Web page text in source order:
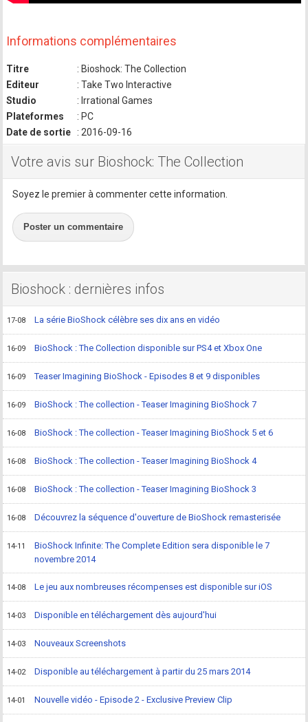
Informations complémentaires
Titre
: Bioshock: The Collection
Editeur
: Take Two Interactive
Studio
: Irrational Games
Plateformes
: PC
Date de sortie
: 2016-09-16
Votre avis sur Bioshock: The Collection
Soyez le premier à commenter cette information.
Poster un commentaire
Bioshock : dernières infos
17-08 La série BioShock célèbre ses dix ans en vidéo
16-09 BioShock : The Collection disponible sur PS4 et Xbox One
16-09 Teaser Imagining BioShock - Episodes 8 et 9 disponibles
16-09 BioShock : The collection - Teaser Imagining BioShock 7
16-08 BioShock : The collection - Teaser Imagining BioShock 5 et 6
16-08 BioShock : The collection - Teaser Imagining BioShock 4
16-08 BioShock : The collection - Teaser Imagining BioShock 3
16-08 Découvrez la séquence d'ouverture de BioShock remasterisée
14-11
BioShock Infinite: The Complete Edition sera disponible le 7
novembre 2014
14-08 Le jeu aux nombreuses récompenses est disponible sur iOS
14-03 Disponible en téléchargement dès aujourd'hui
14-03 Nouveaux Screenshots
14-02 Disponible au téléchargement à partir du 25 mars 2014
14-01 Nouvelle vidéo - Episode 2 - Exclusive Preview Clip